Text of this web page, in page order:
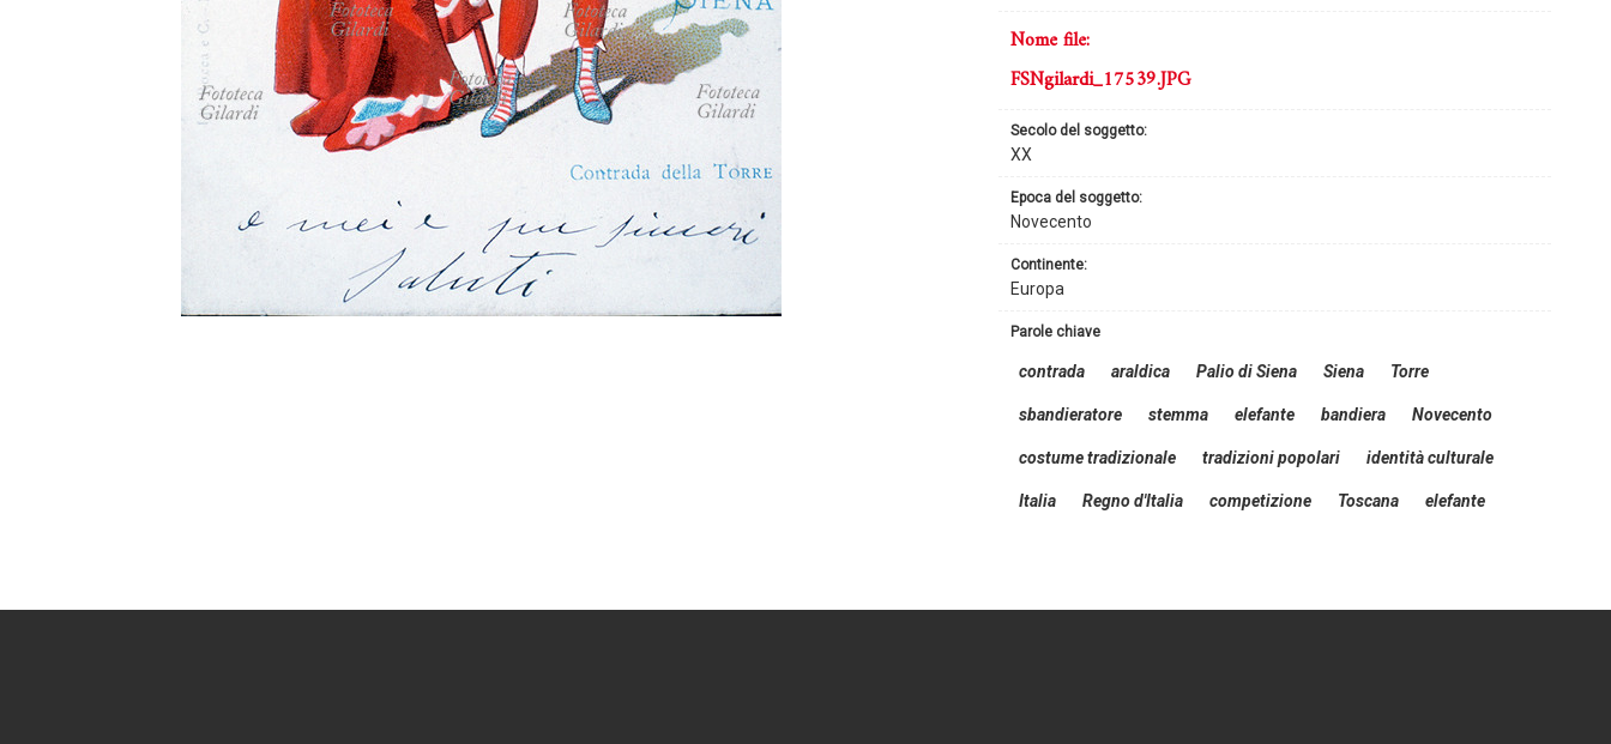
continente:
Europa
secolo del soggetto:
XX
epoca del soggetto:
Novecento
nome file:
FSNgilardi_17539.JPG
parole chiave
contrada araldica Palio di Siena Siena Torre
sbandieratore stemma elefante bandiera Novecento
costume tradizionale tradizioni popolari identità culturale
Italia Regno d'Italia competizione Toscana elefante